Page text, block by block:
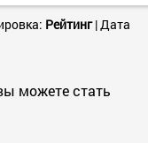
Рейтинг|Дата
можете стать